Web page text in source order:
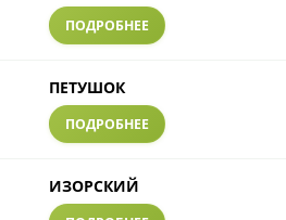
ПОДРОБНЕЕ
ПЕТУШОК
ПОДРОБНЕЕ
ИЗОРСКИЙ